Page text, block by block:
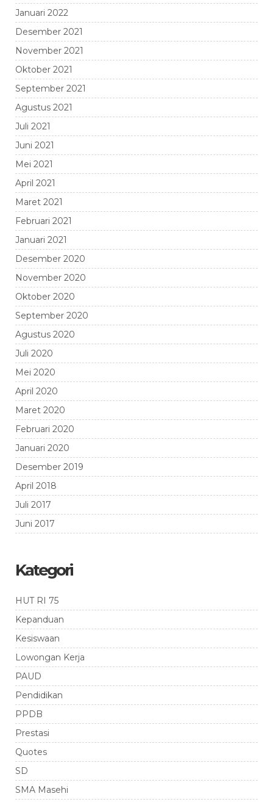
Januari 2022
Desember 2021
November 2021
Oktober 2021
September 2021
Agustus 2021
Juli 2021
Juni 2021
Mei 2021
April 2021
Maret 2021
Februari 2021
Januari 2021
Desember 2020
November 2020
Oktober 2020
September 2020
Agustus 2020
Juli 2020
Mei 2020
April 2020
Maret 2020
Februari 2020
Januari 2020
Desember 2019
April 2018
Juli 2017
Juni 2017
Kategori
HUT RI 75
Kepanduan
Kesiswaan
Lowongan Kerja
PAUD
Pendidikan
PPDB
Prestasi
Quotes
SD
SMA Masehi